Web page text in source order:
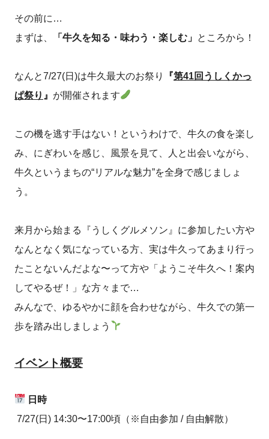
その前に…
まずは、
「牛久を知る・味わう・楽しむ」 ところから！
なんと7/27(日)は牛久最大のお祭り 『第41回うしくかっ
ぱ祭り 』 が開催されます
この機を逃す手はない！というわけで、牛久の食を楽し
み、にぎわいを感じ、風景を見て、人と出会いながら、
牛久というまちの“リアルな魅力”を全身で感じましょ
う。
来月から始まる『うしくグルメソン』に参加したい方や
なんとなく気になっている方、実は牛久ってあまり行っ
たことないんだよな〜って方や「ようこそ牛久へ！案内
してやるぜ！」な方々まで…
みんなで、ゆるやかに顔を合わせながら、牛久での第一
歩を踏み出しましょう
イベント概要
日時
7/27(日) 14:30〜17:00頃（※自由参加 / 自由解散）